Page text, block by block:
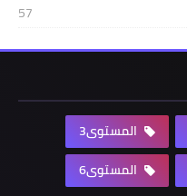
57
المستوى3
المستوى6